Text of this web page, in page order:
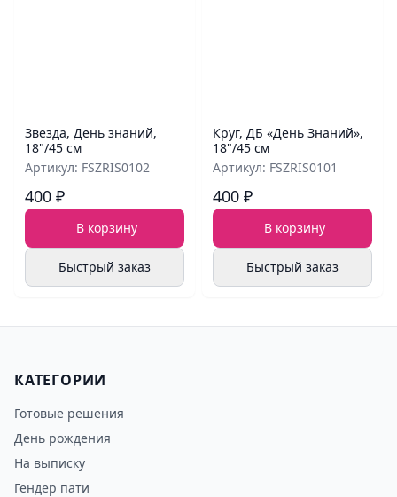
Звезда, День знаний,
18"/45 см
Артикул: FSZRIS0102
400 ₽
В корзину
Быстрый заказ
Круг, ДБ «День Знаний»,
18"/45 см
Артикул: FSZRIS0101
400 ₽
В корзину
Быстрый заказ
КАТЕГОРИИ
Готовые решения
День рождения
На выписку
Гендер пати